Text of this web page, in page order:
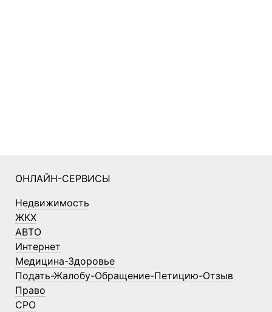
ОНЛАЙН-СЕРВИСЫ
Недвижимость
ЖКХ
АВТО
Интернет
Медицина-Здоровье
Подать-Жалобу-Обращение-Петицию-Отзыв
Право
СРО